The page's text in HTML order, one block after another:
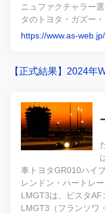
ニュファクチャラー
タのトヨタ・ガズー
https://www.as-
【正式結果】2024年
車トヨタGR010ハイ
レンドン・ハートレ
LMGT3は、ビスタ
LMGT3（フランソワ